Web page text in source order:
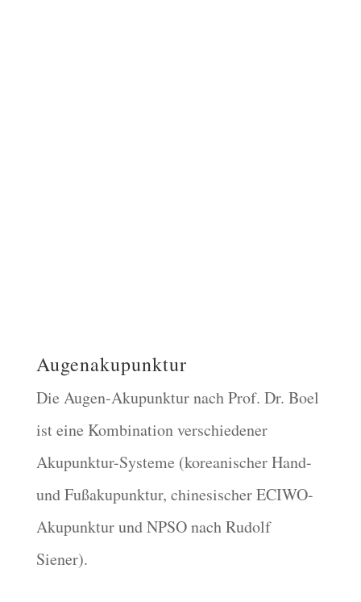
Augenakupunktur
Die Augen-Akupunktur nach Prof. Dr. Boel
ist eine Kombination verschiedener
Akupunktur-Systeme (koreanischer Hand-
und Fußakupunktur, chinesischer ECIWO-
Akupunktur und NPSO nach Rudolf
Siener).